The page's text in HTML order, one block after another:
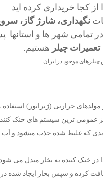
کجا خریداری کرده اید
نگهداری، شارژ گاز،
تمامی شهر ها و استانها
تعمیرات چیلر هستیم.
موجود در ایران
جز عمومی ترین سیستم های خنک
که غلیظ شده جذب میشود و آب
در خنک کننده به بخار مبدل می
کرده و سپس بخار ایجاد شده